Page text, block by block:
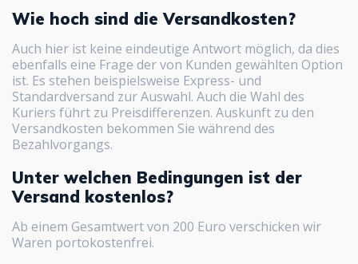
Wie hoch sind die Versandkosten?
Auch hier ist keine eindeutige Antwort möglich, da dies
ebenfalls eine Frage der von Kunden gewählten Option
ist. Es stehen beispielsweise Express- und
Standardversand zur Auswahl. Auch die Wahl des
Kuriers führt zu Preisdifferenzen. Auskunft zu den
Versandkosten bekommen Sie während des
Bezahlvorgangs.
Unter welchen Bedingungen ist der
Versand kostenlos?
Ab einem Gesamtwert von 200 Euro verschicken wir
Waren portokostenfrei.